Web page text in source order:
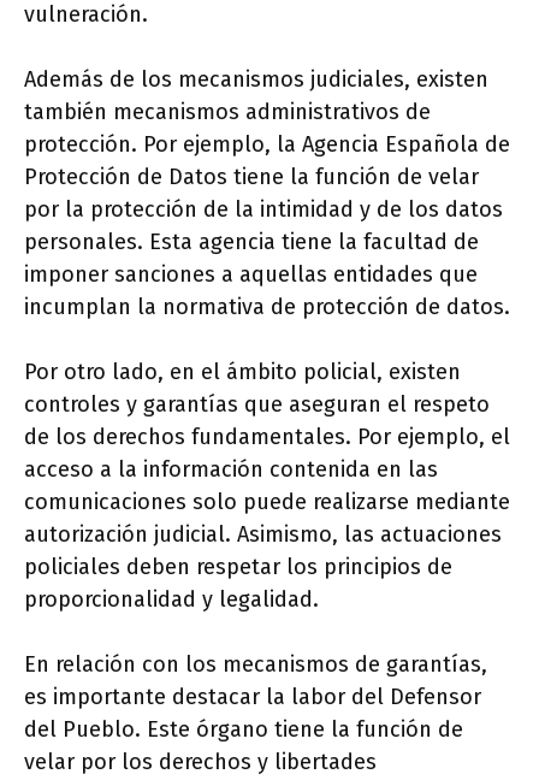
vulneración.
Además de los mecanismos judiciales, existen
también mecanismos administrativos de
protección. Por ejemplo, la Agencia Española de
Protección de Datos tiene la función de velar
por la protección de la intimidad y de los datos
personales. Esta agencia tiene la facultad de
imponer sanciones a aquellas entidades que
incumplan la normativa de protección de datos.
Por otro lado, en el ámbito policial, existen
controles y garantías que aseguran el respeto
de los derechos fundamentales. Por ejemplo, el
acceso a la información contenida en las
comunicaciones solo puede realizarse mediante
autorización judicial. Asimismo, las actuaciones
policiales deben respetar los principios de
proporcionalidad y legalidad.
En relación con los mecanismos de garantías,
es importante destacar la labor del Defensor
del Pueblo. Este órgano tiene la función de
velar por los derechos y libertades